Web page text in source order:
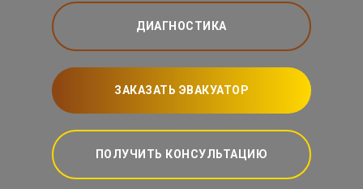
ДИАГНОСТИКА
ЗАКАЗАТЬ ЭВАКУАТОР
ПОЛУЧИТЬ КОНСУЛЬТАЦИЮ